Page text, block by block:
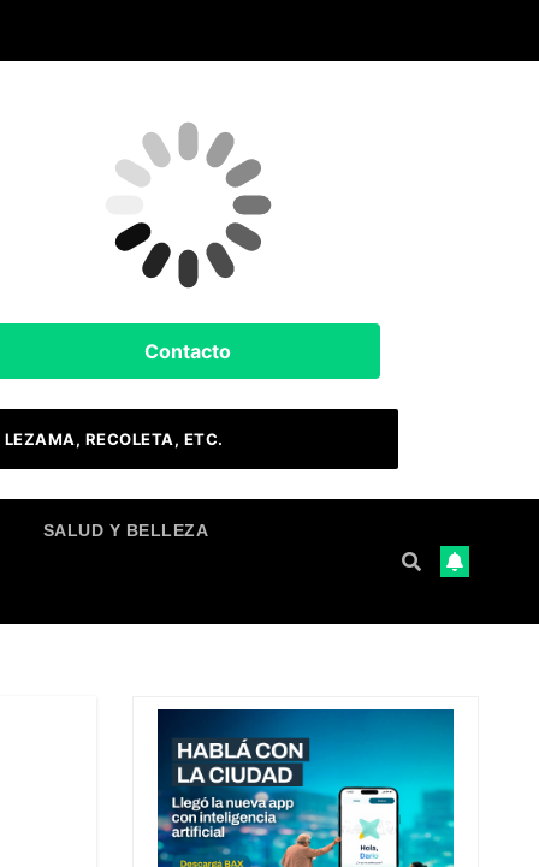
Buenos Aires, AR
12°C
Nubes
Contacto
RECOLETA, ETC.
SALUD Y BELLEZA